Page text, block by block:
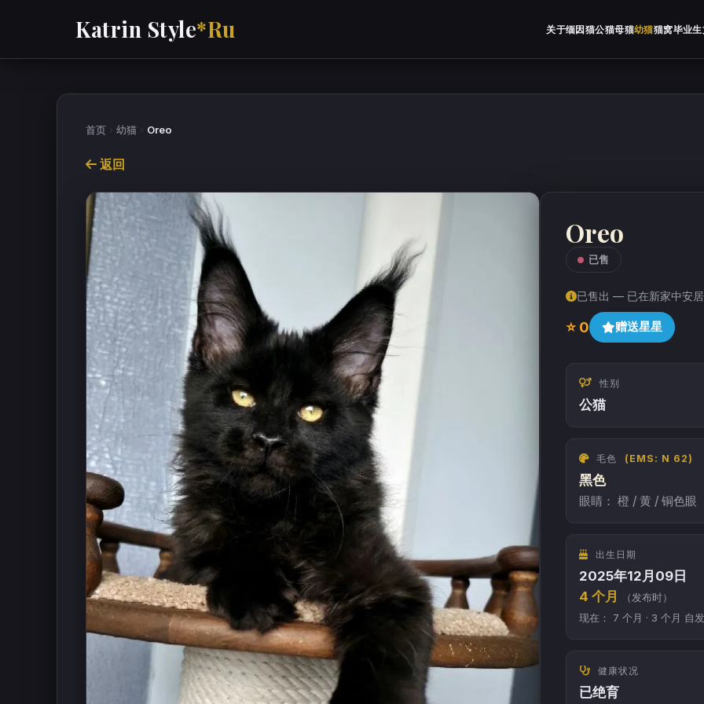
Katrin Style*Ru 关于缅因猫公猫母猫幼猫猫窝毕业生
首页 幼猫 Oreo
返回
Oreo
已售
已售出 — 已在新家中安
⭐ 0 赠送星星
性别
公猫
毛色 (EMS: N 62)
黑色
眼睛： 橙 / 黄 / 铜色眼
出生日期
2025年12月09日
4 个月
（发布时）
现在： 7 个月 · 3 个月 自
健康状况
已绝育